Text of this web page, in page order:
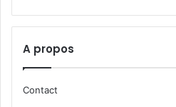
A propos
Contact